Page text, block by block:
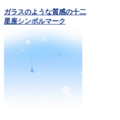
ガラスのような質感の十二
星座シンボルマーク